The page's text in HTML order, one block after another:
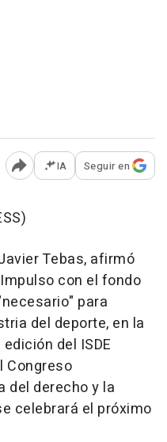
Abrir opciones para
IA Seguir en
Tebas, afirmó
con el fondo
para
del deporte, en la
del ISDE
Congreso
del derecho y la
celebrará el próximo